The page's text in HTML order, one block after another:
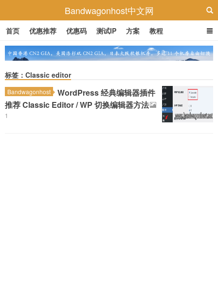
Bandwagonhost中文网
首页 优惠推荐 优惠码 测试IP 方案 教程
标签：Classic editor
Bandwagonhost
WordPress 经典编辑器插件
推荐 Classic Editor / WP 切换编辑器方法
1